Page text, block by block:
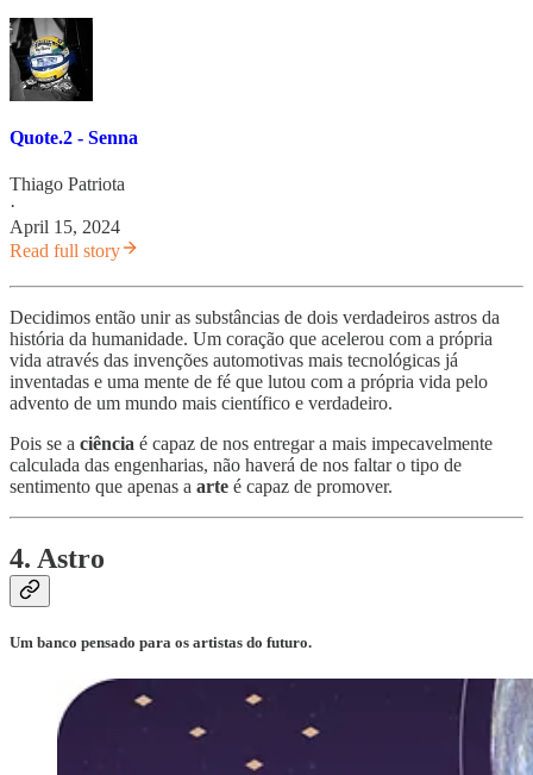
Quote.2 - Senna
Thiago Patriota
·
April 15, 2024
Read full story
Decidimos então unir as substâncias de dois verdadeiros astros da
história da humanidade. Um coração que acelerou com a própria
vida através das invenções automotivas mais tecnológicas já
inventadas e uma mente de fé que lutou com a própria vida pelo
advento de um mundo mais científico e verdadeiro.
Pois se a ciência é capaz de nos entregar a mais impecavelmente
calculada das engenharias, não haverá de nos faltar o tipo de
sentimento que apenas a arte é capaz de promover.
4. Astro
Um banco pensado para os artistas do futuro.